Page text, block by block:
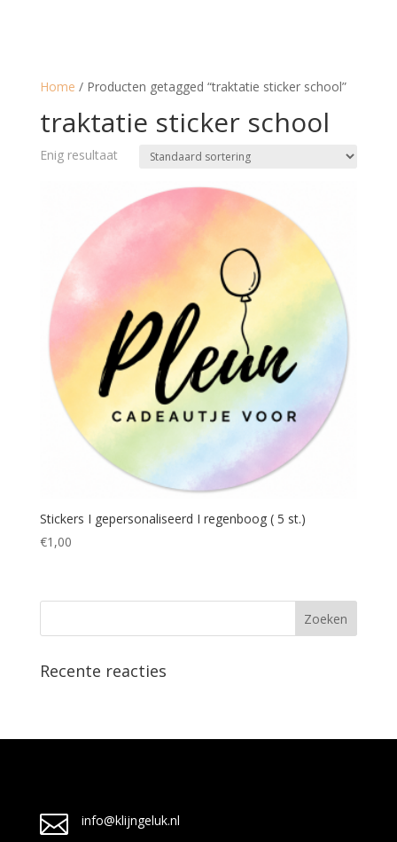
Home / Producten getagged “traktatie sticker school”
traktatie sticker school
Enig resultaat
Stickers I gepersonaliseerd I regenboog ( 5 st.)
€1,00
Recente reacties
 info@klijngeluk.nl